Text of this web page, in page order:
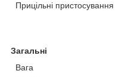
Прицільні пристосування
Загальні
Вага